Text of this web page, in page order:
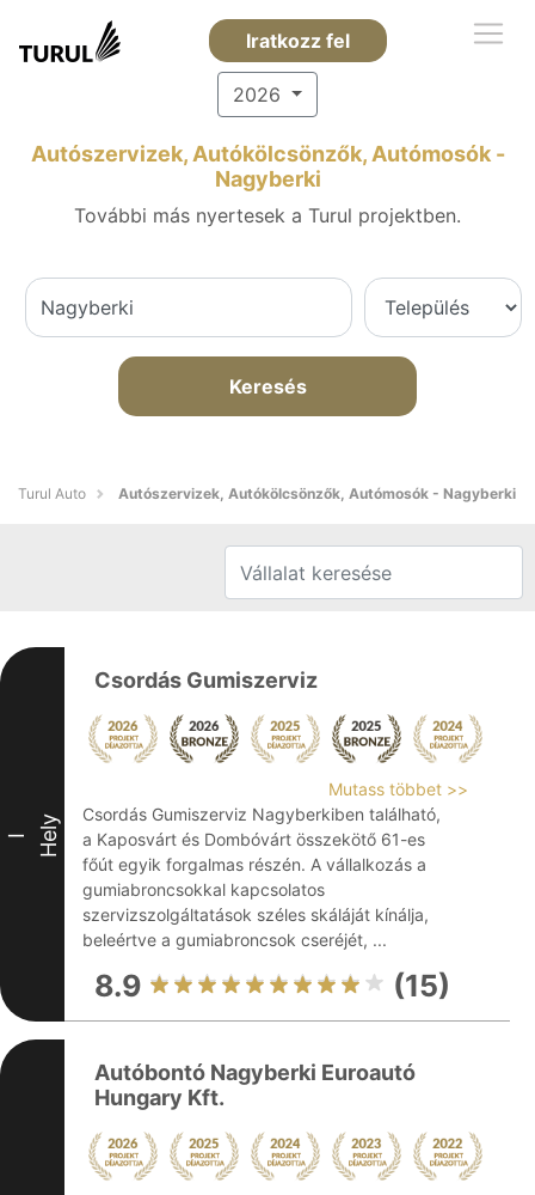
Iratkozz fel
2026
Autószervizek, Autókölcsönzők, Autómosók -
Nagyberki
További más nyertesek a Turul projektben.
Keresés
Turul Auto Autószervizek, Autókölcsönzők, Autómosók - Nagyberki
I Hely
Csordás Gumiszerviz
Mutass többet >>
Csordás Gumiszerviz Nagyberkiben található,
a Kaposvárt és Dombóvárt összekötő 61-es
főút egyik forgalmas részén. A vállalkozás a
gumiabroncsokkal kapcsolatos
szervizszolgáltatások széles skáláját kínálja,
beleértve a gumiabroncsok cseréjét, ...
8.9 (15)
Autóbontó Nagyberki Euroautó
Hungary Kft.